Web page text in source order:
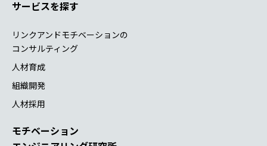
サービスを探す
リンクアンドモチベーションの
コンサルティング
人材育成
組織開発
人材採用
モチベーション